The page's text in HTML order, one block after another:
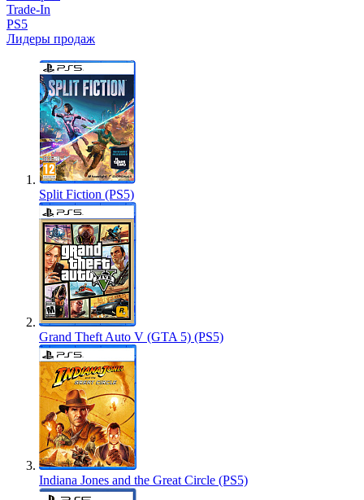
Trade-In
PS5
Лидеры продаж
Split Fiction (PS5)
Grand Theft Auto V (GTA 5) (PS5)
Indiana Jones and the Great Circle (PS5)